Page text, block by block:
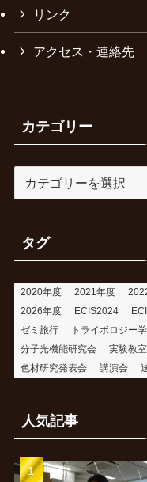
リンク
アクセス・連絡先
カテゴリー
テ
ー
タグ
2020年度 2021年度
2026年度
ECIS2024
ゼミ旅行
トライボロジー
分子光機能研究会
実験教室
色材研究発表会
講演会
人気記事